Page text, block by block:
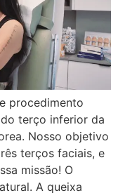
procedimento
terço inferior da
Nosso objetivo
terços faciais, e
missão! O
A queixa